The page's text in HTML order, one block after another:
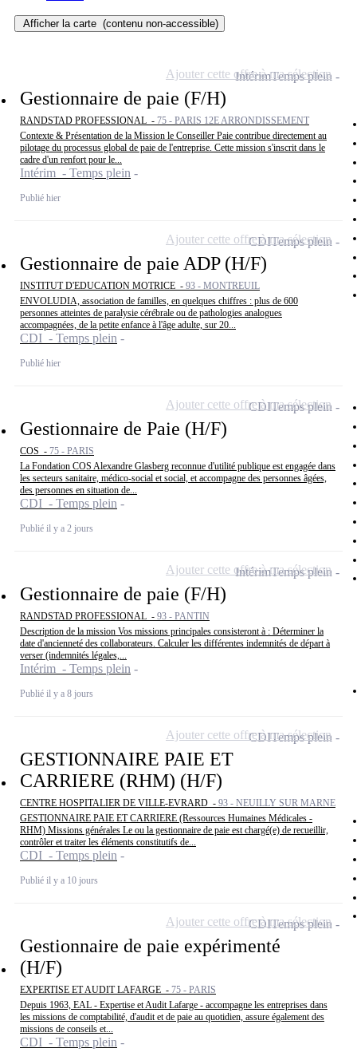
Afficher la carte (contenu non-accessible)
Gestionnaire de paie (F/H)
RANDSTAD PROFESSIONAL - 75 - PARIS 12E ARRONDISSEMENT
Contexte & Présentation de la Mission le Conseiller Paie contribue directement au
pilotage du processus global de paie de l'entreprise. Cette mission s'inscrit dans le
cadre d'un renfort pour le...
Intérim - Temps plein
Publié hier
IntérimTemps plein
Ajouter cette offre à ma sélection
Gestionnaire de paie ADP (H/F)
INSTITUT D'EDUCATION MOTRICE - 93 - MONTREUIL
ENVOLUDIA, association de familles, en quelques chiffres : plus de 600
personnes atteintes de paralysie cérébrale ou de pathologies analogues
accompagnées, de la petite enfance à l'âge adulte, sur 20...
CDI - Temps plein
Publié hier
CDITemps plein
Ajouter cette offre à ma sélection
Gestionnaire de Paie (H/F)
COS - 75 - PARIS
La Fondation COS Alexandre Glasberg reconnue d'utilité publique est engagée dans
les secteurs sanitaire, médico-social et social, et accompagne des personnes âgées,
des personnes en situation de...
CDI - Temps plein
Publié il y a 2 jours
CDITemps plein
Ajouter cette offre à ma sélection
Gestionnaire de paie (F/H)
RANDSTAD PROFESSIONAL - 93 - PANTIN
Description de la mission Vos missions principales consisteront à : Déterminer la
date d'ancienneté des collaborateurs. Calculer les différentes indemnités de départ à
verser (indemnités légales,...
Intérim - Temps plein
Publié il y a 8 jours
IntérimTemps plein
Ajouter cette offre à ma sélection
GESTIONNAIRE PAIE ET
CARRIERE (RHM) (H/F)
CENTRE HOSPITALIER DE VILLE-EVRARD - 93 - NEUILLY SUR MARNE
GESTIONNAIRE PAIE ET CARRIERE (Ressources Humaines Médicales -
RHM) Missions générales Le ou la gestionnaire de paie est chargé(e) de recueillir,
contrôler et traiter les éléments constitutifs de...
CDI - Temps plein
Publié il y a 10 jours
CDITemps plein
Ajouter cette offre à ma sélection
Gestionnaire de paie expérimenté
(H/F)
EXPERTISE ET AUDIT LAFARGE - 75 - PARIS
Depuis 1963, EAL - Expertise et Audit Lafarge - accompagne les entreprises dans
les missions de comptabilité, d'audit et de paie au quotidien, assure également des
missions de conseils et...
CDI - Temps plein
CDITemps plein
Ajouter cette offre à ma sélection